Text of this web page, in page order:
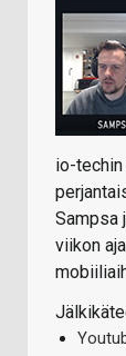
io-
Sampsa
viikon